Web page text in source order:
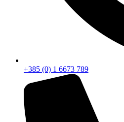
+385 (0) 1 6673 789